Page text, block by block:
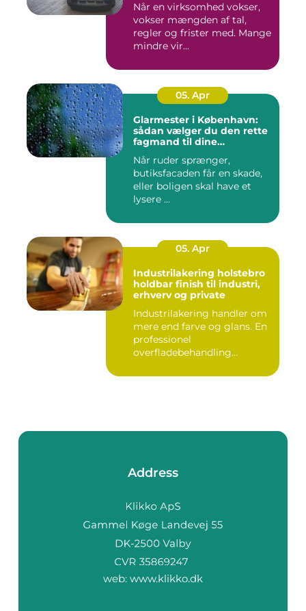
Når en virksomhed vokser,
vokser mængden af tal,
regler og frister med. Mange
mindre vir...
05. Apr
Glarmester i København:
sådan vælger du den rette
fagmand til dine
Når ruder sprænger,
butiksfacaden får en skade,
eller boligen skal have et
lysere ...
05. Apr
Industrilakering holstebro
holdbar finish til industri,
erhverv og private
Industrilakering handler om
mere end farve og glans. En
professionel
overfladebehandling
Address
web: www.klikko.dk